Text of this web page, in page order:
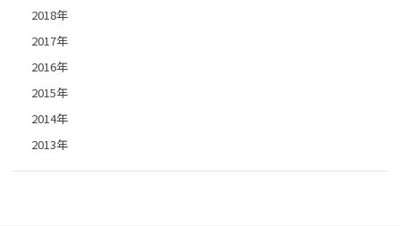
2018年
2017年
2016年
2015年
2014年
2013年